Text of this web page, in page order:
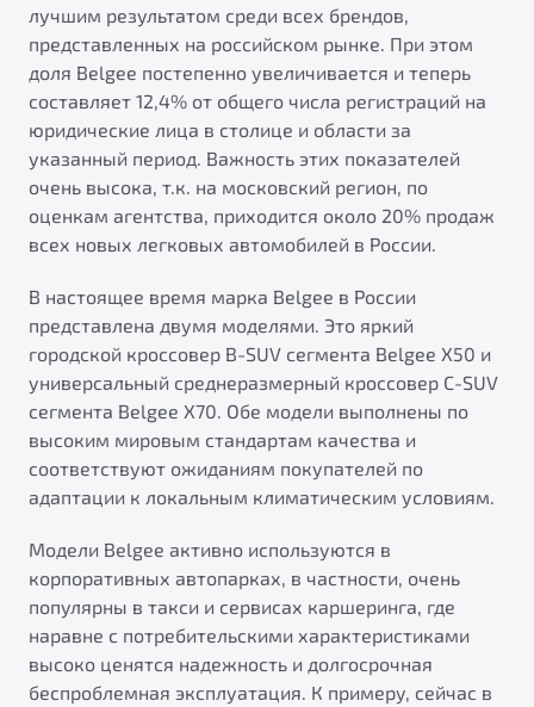
Элегантный и практичный седан
от 1 699 990 ₽*
Обзор В наличии
X70
Универсальный кроссовер
от 2 499 990 ₽*
Узнайте о специальных выгодах при покупке
автомобиля Belgee
Подробно
Автомобили в наличии
Тест-драйв
Спецпредложения
Будьте еще более уверены на дорогах с программой
"Помощь на дорогах"
Преимущества программы
Запись на сервис
Калькулятор ТО
Клиентская поддержка
лучшим результатом среди всех брендов,
представленных на российском рынке. При этом
доля Belgee постепенно увеличивается и теперь
составляет 12,4% от общего числа регистраций на
юридические лица в столице и области за
указанный период. Важность этих показателей
очень высока, т.к. на московский регион, по
оценкам агентства, приходится около 20% продаж
всех новых легковых автомобилей в России.
В настоящее время марка Belgee в России
представлена двумя моделями. Это яркий
городской кроссовер B-SUV сегмента Belgee X50 и
универсальный среднеразмерный кроссовер C-SUV
сегмента Belgee X70. Обе модели выполнены по
высоким мировым стандартам качества и
соответствуют ожиданиям покупателей по
адаптации к локальным климатическим условиям.
Модели Belgee активно используются в
корпоративных автопарках, в частности, очень
популярны в такси и сервисах каршеринга, где
наравне с потребительскими характеристиками
высоко ценятся надежность и долгосрочная
беспроблемная эксплуатация. К примеру, сейчас в